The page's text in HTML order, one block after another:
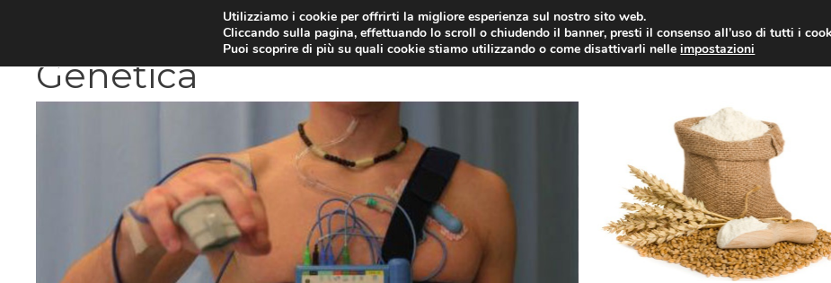
DIETE E METABOLISMO PSICOLOGIA NEUROLOGIA CARDIOLOGIA
Genetica
Utilizziamo i cookie per offrirti la migliore esperienza sul nostro sito web.
Cliccando sulla pagina, effettuando lo scroll o chiudendo il banner, presti il consenso all’uso di tutti i
Puoi scoprire di più su quali cookie stiamo utilizzando o come disattivarli nelleimpostazioni